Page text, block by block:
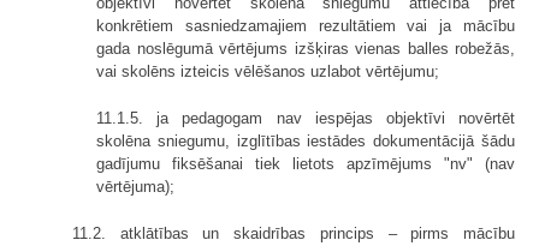
konkrētiem sasniedzamajiem rezultātiem vai ja mācību
gada noslēgumā vērtējums izšķiras vienas balles robežās,
vai skolēns izteicis vēlēšanos uzlabot vērtējumu;
11.1.5. ja pedagogam nav iespējas objektīvi novērtēt
skolēna sniegumu, izglītības iestādes dokumentācijā šādu
gadījumu fiksēšanai tiek lietots apzīmējums "nv" (nav
vērtējuma);
11.2. atklātības un skaidrības princips – pirms mācību